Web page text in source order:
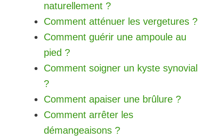
naturellement ?
Comment atténuer les vergetures ?
Comment guérir une ampoule au
pied ?
Comment soigner un kyste synovial
?
Comment apaiser une brûlure ?
Comment arrêter les
démangeaisons ?